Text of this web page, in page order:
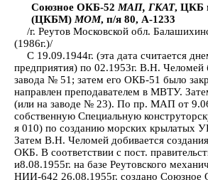
Союзное ОКБ-52 МАП, ГКАТ, ЦКБ
(ЦКБМ) МОМ, п/я 80, А-1233
/г. Реутов Московской обл.
(1986г.)/
С 19.09.1944г. (эта дата считается
предприятия) по 02.1953г. В.Н. Челомей
завода № 51; затем его ОКБ-51 было
направлен преподавателем в МВТУ.
(или на заводе № 23). По пр. МАП от
собственную Специальную
я 010) по созданию морских крылатых
Затем В.Н. Челомей добивается
ОКБ. В соответствии с пост.
и8.08.1955г. на базе Реутовского
НИИ-642 26.08.1955г. создано Союзное